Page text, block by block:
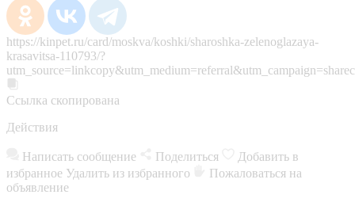
https://kinpet.ru/card/moskva/koshki/sharoshka-zelenoglazaya-
krasavitsa-110793/?
Ссылка скопирована
Действия
Написать сообщение Поделиться
Добавить в
избранное Удалить из избранного
Пожаловаться на
объявление